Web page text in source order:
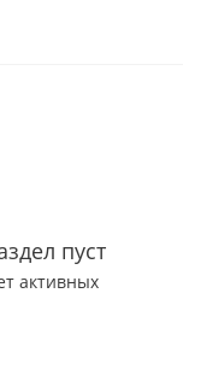
пуст
активных